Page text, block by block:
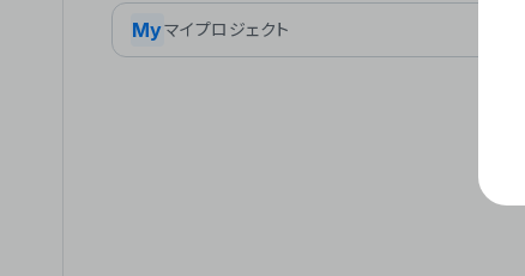
Myマイプロジェクト